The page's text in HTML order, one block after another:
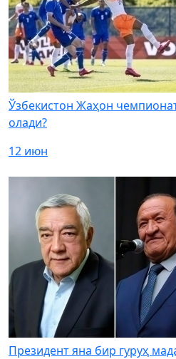
Ўзбекистон Жаҳон
олади?
12 июн
Президент яна бир гуруҳ